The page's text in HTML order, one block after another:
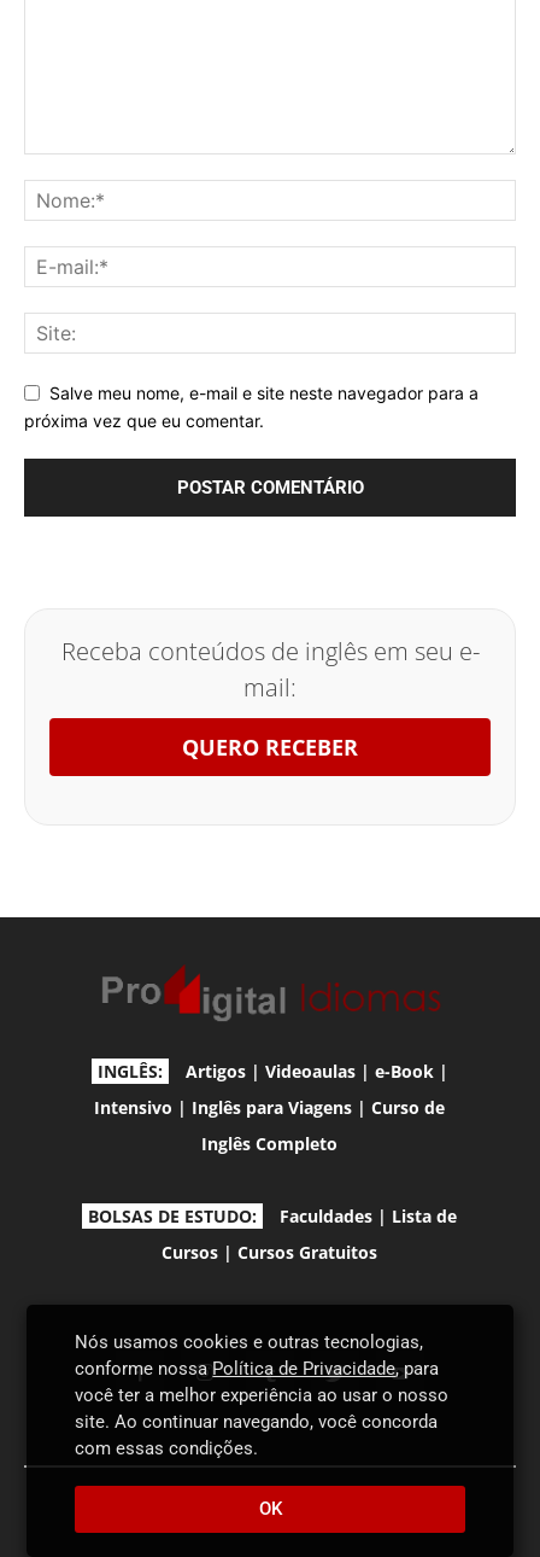
Salve meu nome, e-mail e site neste navegador para a
próxima vez que eu comentar.
Receba conteúdos de inglês em seu e-
mail:
QUERO RECEBER
INGLÊS: Artigos| Videoaulas| e-Book|
Intensivo | Inglês para Viagens |Curso de
Inglês Completo
BOLSAS DE ESTUDO: Faculdades | Lista de
Cursos |Cursos Gratuitos
+Proddigital
Nós usamos cookies e outras tecnologias,
conforme nossaPolítica de Privacidade, para
você ter a melhor experiência ao usar o nosso
site. Ao continuar navegando, você concorda
com essas condições.
OK